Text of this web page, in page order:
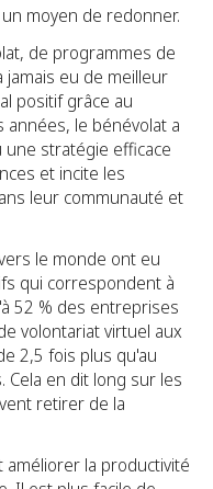
moyen de redonner.
de programmes de
jamais eu de meilleur
positif grâce au
le bénévolat a
stratégie efficace
et incite les
leur communauté et
le monde ont eu
qui correspondent à
52 % des entreprises
volontariat virtuel aux
2,5 fois plus qu'au
en dit long sur les
retirer de la
améliorer la productivité